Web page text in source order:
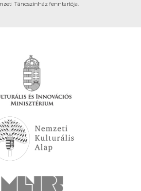
Táncszínház fenntartója.